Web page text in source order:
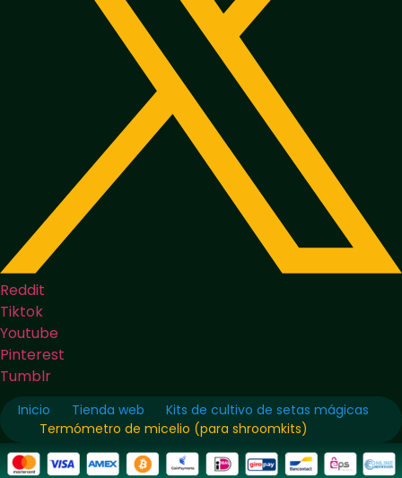
Reddit
Tiktok
Youtube
Pinterest
Tumblr
Inicio Tienda web
Kits de cultivo de setas mágicas
Termómetro de micelio (para shroomkits)